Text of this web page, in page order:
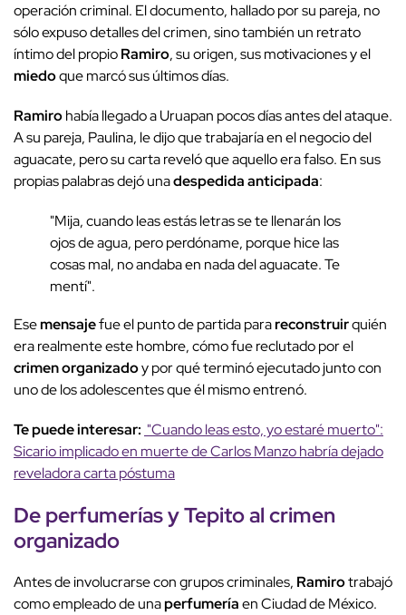
operación criminal. El documento, hallado por su pareja, no
sólo expuso detalles del crimen, sino también un retrato
íntimo del propioRamiro, su origen, sus motivaciones y el
miedoque marcó sus últimos días.
Ramirohabía llegado a Uruapan pocos días antes del ataque.
A su pareja, Paulina, le dijo que trabajaría en el negocio del
aguacate, pero su carta reveló que aquello era falso. En sus
propias palabras dejó unadespedida anticipada:
"Mija, cuando leas estás letras se te llenarán los
ojos de agua, pero perdóname, porque hice las
cosas mal, no andaba en nada del aguacate. Te
mentí".
Esemensajefue el punto de partida parareconstruirquién
era realmente este hombre, cómo fue reclutado por el
crimen organizadoy por qué terminó ejecutado junto con
uno de los adolescentes que él mismo entrenó.
Te puede interesar: "Cuando leas esto, yo estaré muerto":
Sicario implicado en muerte de Carlos Manzo habría dejado
reveladora carta póstuma
De perfumerías yTepitoalcrimen
organizado
Antes de involucrarse con grupos criminales, Ramirotrabajó
como empleado de unaperfumeríaen Ciudad de México.